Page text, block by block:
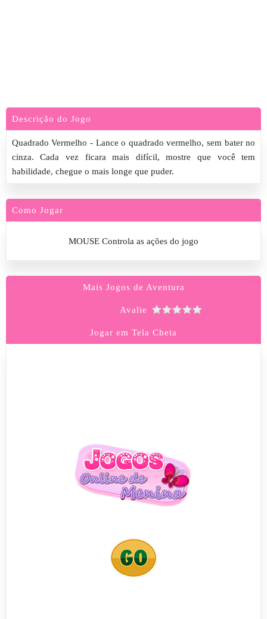
Descrição do Jogo
Quadrado Vermelho - Lance o quadrado vermelho, sem bater no
cinza. Cada vez ficara mais difícil, mostre que você tem
habilidade, chegue o mais longe que puder.
Como Jogar
MOUSE Controla as ações do jogo
Mais Jogos de Aventura
Avalie
Jogar em Tela Cheia